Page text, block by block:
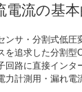
電流の基
ンサ・分割式低
を追求した分割
回路に直接イン
力計測用・漏れ電